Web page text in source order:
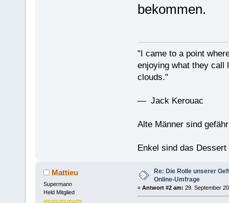
bekommen.
"I came to a point
enjoying what they call
clouds."
— Jack Kerouac
Alte Männer sind
Enkel sind das
Mattieu
Supermann
Held Mitglied
Re: Die Rolle unserer
Online-Umfrage
« Antwort #2 am: 29. September